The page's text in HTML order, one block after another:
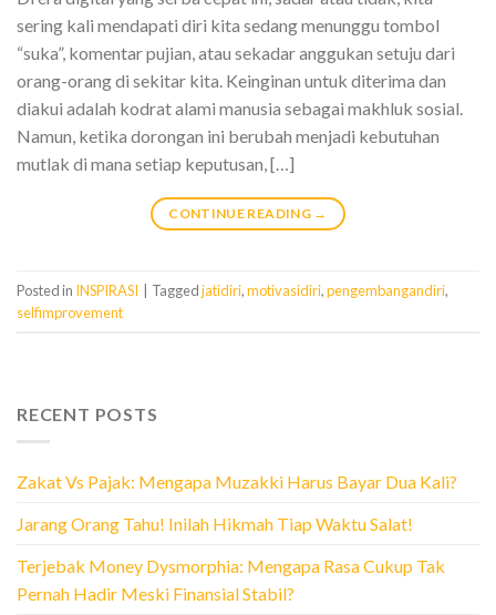
sering kali mendapati diri kita sedang menunggu tombol
“suka”, komentar pujian, atau sekadar anggukan setuju dari
orang-orang di sekitar kita. Keinginan untuk diterima dan
diakui adalah kodrat alami manusia sebagai makhluk sosial.
Namun, ketika dorongan ini berubah menjadi kebutuhan
mutlak di mana setiap keputusan, […]
CONTINUE READING →
Posted in INSPIRASI Taggedjatidiri,motivasidiri,pengembangandiri,
selfimprovement
RECENT POSTS
Zakat Vs Pajak: Mengapa Muzakki Harus Bayar Dua Kali?
Jarang Orang Tahu! Inilah Hikmah Tiap Waktu Salat!
Terjebak Money Dysmorphia: Mengapa Rasa Cukup Tak
Pernah Hadir Meski Finansial Stabil?